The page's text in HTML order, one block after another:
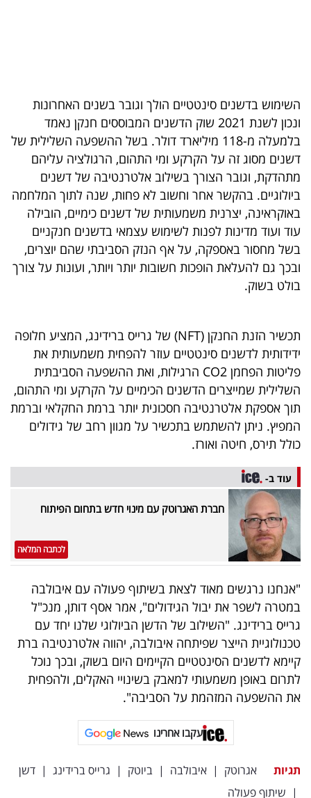
פודקאסט
40
UNDER
40
שיתופי
פעולה
דרושים
ניוזלטרים
מייל
אדום
פרסמו
באייס
עקבו
אחרינו:
השימוש בדשנים סינטטיים הולך וגובר בשנים האחרונות
ונכון לשנת 2021 שוק הדשנים המבוססים חנקן נאמד
בלמעלה מ-118 מיליארד דולר. בשל ההשפעה השלילית של
דשנים מסוג זה על הקרקע ומי התהום, הרגולציה עליהם
מתהדקת, וגובר הצורך בשילוב אלטרנטיבה של דשנים
ביולוגיים. בהקשר אחר וחשוב לא פחות, שנה לתוך המלחמה
באוקראינה, יצרנית משמעותית של דשנים כימיים, הובילה
עוד ועוד מדינות לפנות לשימוש עצמאי בדשנים חנקניים
בשל מחסור באספקה, על אף הנזק הסביבתי שהם יוצרים,
ובכך גם להעלאת הופכות חשובות יותר ויותר, ועונות על צורך
בולט בשוק.
תכשיר הזנת החנקן (NFT) של גרייס ברידינג, המציע חלופה
ידידותית לדשנים סינטטיים עוזר להפחית משמעותית את
פליטות הפחמן CO2 הרגילות, ואת ההשפעה הסביבתית
השלילית שמייצרים הדשנים הכימיים על הקרקע ומי התהום,
תוך אספקת אלטרנטיבה חסכונית יותר ברמת החקלאי וברמת
המפיץ. ניתן להשתמש בתכשיר על מגוון רחב של גידולים
כולל תירס, חיטה ואורז.
עוד ב-
חברת האגרוטק עם מינוי חדש בתחום הפיתוח
לכתבה המלאה
"אנחנו נרגשים מאוד לצאת בשיתוף פעולה עם איבולבה
במטרה לשפר את יבול הגידולים", אמר אסף דותן, מנכ"ל
גרייס ברידינג. "השילוב של הדשן הביולוגי שלנו יחד עם
טכנולוגיית הייצר שפיתחה איבולבה, יהווה אלטרנטיבה ברת
קיימא לדשנים הסינטטיים הקיימים היום בשוק, ובכך נוכל
לתרום באופן משמעותי למאבק בשינויי האקלים, ולהפחית
את ההשפעה המזהמת על הסביבה".
עקבו אחרינו
תגיות אגרוטק | איבולבה | ביוטק | גרייס ברידינג | דשן
| שיתוף פעולה